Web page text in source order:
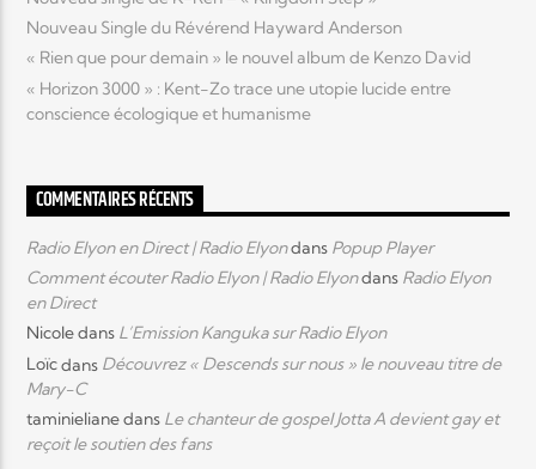
Nouveau Single du Révérend Hayward Anderson
« Rien que pour demain » le nouvel album de Kenzo David
« Horizon 3000 » : Kent-Zo trace une utopie lucide entre
conscience écologique et humanisme
COMMENTAIRES RÉCENTS
Radio Elyon en Direct | Radio Elyondans Popup Player
Comment écouter Radio Elyon | Radio Elyondans Radio Elyon
en Direct
Nicoledans L’Emission Kanguka sur Radio Elyon
Loïcdans Découvrez « Descends sur nous » le nouveau titre de
Mary-C
taminielianedans Le chanteur de gospel Jotta A devient gay et
reçoit le soutien des fans